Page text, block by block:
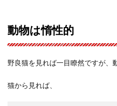
動物は惰性的
野良猫を見れば一目瞭然ですが、
猫から見れば、